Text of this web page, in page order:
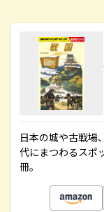
日本の城や古戦場
代にまつわるスポ
冊。